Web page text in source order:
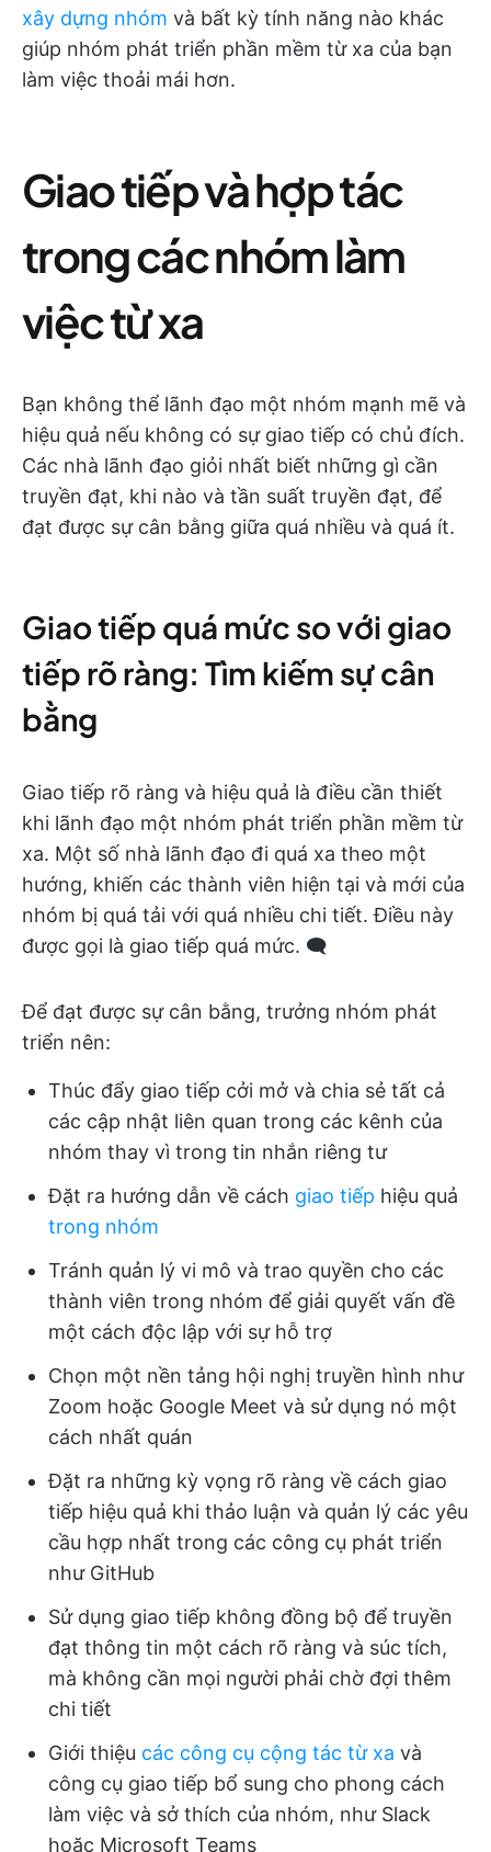
xây dựng nhóm và bất kỳ tính năng nào khác
giúp nhóm phát triển phần mềm từ xa của bạn
làm việc thoải mái hơn.
Giao tiếp và hợp tác
trong các nhóm làm
việc từ xa
Bạn không thể lãnh đạo một nhóm mạnh mẽ và
hiệu quả nếu không có sự giao tiếp có chủ đích.
Các nhà lãnh đạo giỏi nhất biết những gì cần
truyền đạt, khi nào và tần suất truyền đạt, để
đạt được sự cân bằng giữa quá nhiều và quá ít.
Giao tiếp quá mức so với giao
tiếp rõ ràng: Tìm kiếm sự cân
bằng
Giao tiếp rõ ràng và hiệu quả là điều cần thiết
khi lãnh đạo một nhóm phát triển phần mềm từ
xa. Một số nhà lãnh đạo đi quá xa theo một
hướng, khiến các thành viên hiện tại và mới của
nhóm bị quá tải với quá nhiều chi tiết. Điều này
được gọi là giao tiếp quá mức. 🗨️
Để đạt được sự cân bằng, trưởng nhóm phát
triển nên:
Thúc đẩy giao tiếp cởi mở và chia sẻ tất cả
các cập nhật liên quan trong các kênh của
nhóm thay vì trong tin nhắn riêng tư
Đặt ra hướng dẫn về cách giao tiếp hiệu quả
trong nhóm
Tránh quản lý vi mô và trao quyền cho các
thành viên trong nhóm để giải quyết vấn đề
một cách độc lập với sự hỗ trợ
Chọn một nền tảng hội nghị truyền hình như
Zoom hoặc Google Meet và sử dụng nó một
cách nhất quán
Đặt ra những kỳ vọng rõ ràng về cách giao
tiếp hiệu quả khi thảo luận và quản lý các yêu
cầu hợp nhất trong các công cụ phát triển
như GitHub
Sử dụng giao tiếp không đồng bộ để truyền
đạt thông tin một cách rõ ràng và súc tích,
mà không cần mọi người phải chờ đợi thêm
chi tiết
Giới thiệu các công cụ cộng tác từ xa và
công cụ giao tiếp bổ sung cho phong cách
làm việc và sở thích của nhóm, như Slack
hoặc Microsoft Teams